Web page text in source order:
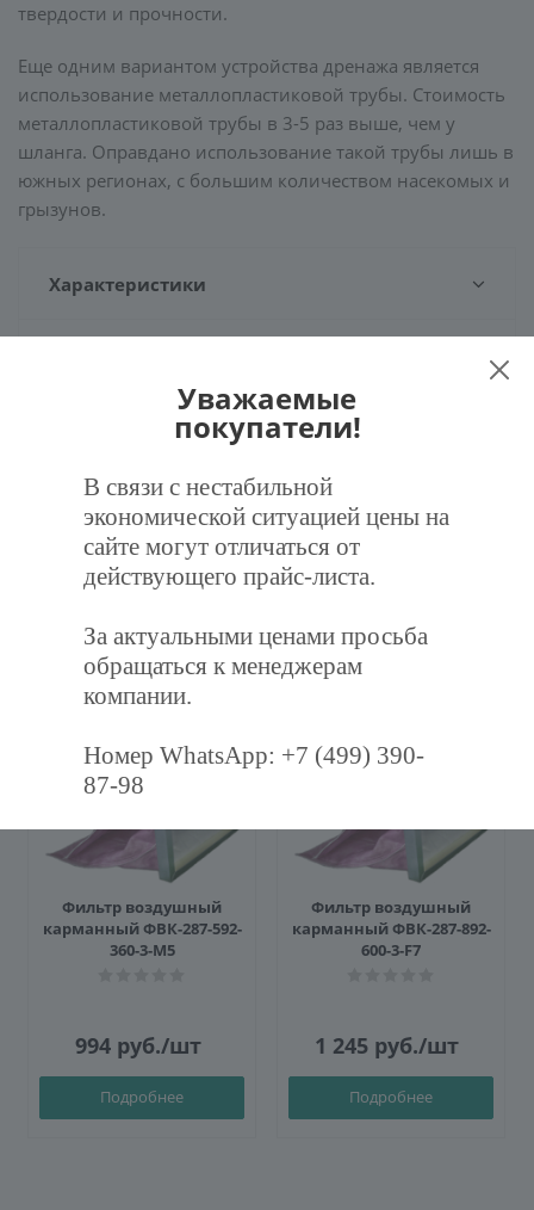
твердости и прочности.
Еще одним вариантом устройства дренажа является
использование металлопластиковой трубы. Стоимость
металлопластиковой трубы в 3-5 раз выше, чем у
шланга. Оправдано использование такой трубы лишь в
южных регионах, с большим количеством насекомых и
грызунов.
Характеристики
Задать вопрос
Наличие
Рекомендуем
Фильтр воздушный
карманный ФВК-287-592-
360-3-M5
994руб./шт
Подробнее
Фильтр воздушный
карманный ФВК-287-892-
600-3-F7
1 245 руб./шт
Подробнее
Уважаемые
покупатели!
В связи с нестабильной
экономической ситуацией цены на
сайте могут отличаться от
действующего прайс-листа.
За актуальными ценами просьба
обращаться к менеджерам
компании.
Номер WhatsApp: +7 (499) 390-
87-98